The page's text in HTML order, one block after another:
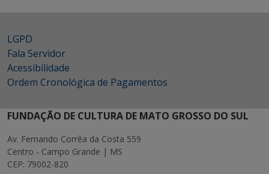
LGPD
Fala Servidor
Acessibilidade
Ordem Cronológica de Pagamentos
FUNDAÇÃO DE CULTURA DE MATO GROSSO DO SUL
Av. Fernando Corrêa da Costa 559
Centro - Campo Grande | MS
CEP: 79002-820